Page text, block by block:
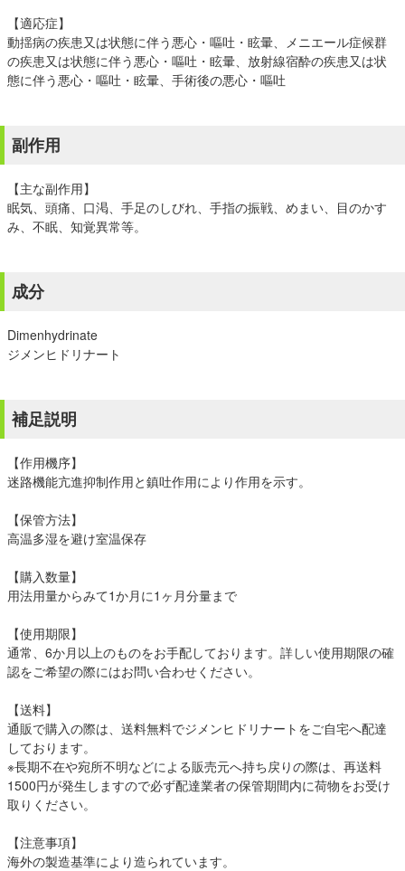
【適応症】
動揺病の疾患又は状態に伴う悪心・嘔吐・眩暈、メニエール症候群
の疾患又は状態に伴う悪心・嘔吐・眩暈、放射線宿酔の疾患又は状
態に伴う悪心・嘔吐・眩暈、手術後の悪心・嘔吐
副作用
【主な副作用】
眠気、頭痛、口渇、手足のしびれ、手指の振戦、めまい、目のかす
み、不眠、知覚異常等。
成分
Dimenhydrinate
ジメンヒドリナート
補足説明
【作用機序】
迷路機能亢進抑制作用と鎮吐作用により作用を示す。
【保管方法】
高温多湿を避け室温保存
【購入数量】
用法用量からみて1か月に1ヶ月分量まで
【使用期限】
通常、6か月以上のものをお手配しております。詳しい使用期限の確
認をご希望の際にはお問い合わせください。
【送料】
通販で購入の際は、送料無料でジメンヒドリナートをご自宅へ配達
しております。
※長期不在や宛所不明などによる販売元へ持ち戻りの際は、再送料
1500円が発生しますので必ず配達業者の保管期間内に荷物をお受け
取りください。
【注意事項】
海外の製造基準により造られています。